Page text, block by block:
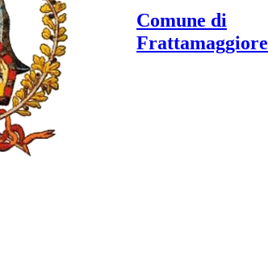
Comune di
Frattamaggiore